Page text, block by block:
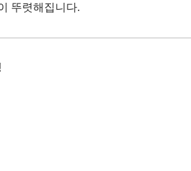
뚜렷해집니다.